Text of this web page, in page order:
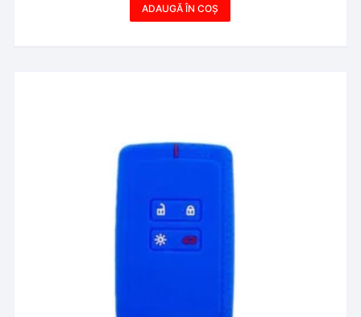
ADAUGĂ ÎN COȘ